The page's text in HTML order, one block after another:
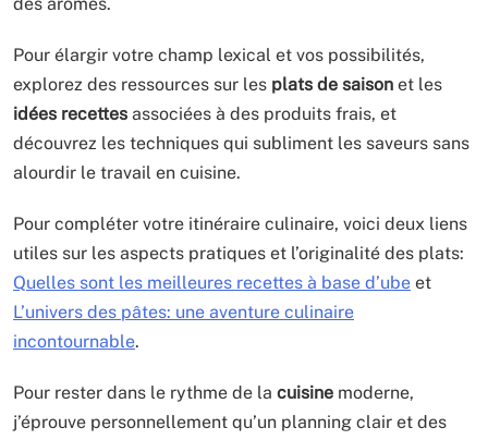
Pour élargir votre champ lexical et vos possibilités,
explorez des ressources sur les plats de saison et les
idées recettes associées à des produits frais, et
découvrez les techniques qui subliment les saveurs sans
alourdir le travail en cuisine.
Pour compléter votre itinéraire culinaire, voici deux liens
utiles sur les aspects pratiques et l’originalité des plats:
Quelles sont les meilleures recettes à base d’ube et
L’univers des pâtes: une aventure culinaire
incontournable.
Pour rester dans le rythme de la cuisine moderne,
j’éprouve personnellement qu’un planning clair et des